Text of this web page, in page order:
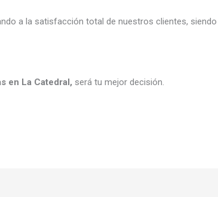
a la satisfacción total de nuestros clientes,
en La Catedral, será tu mejor decisión.